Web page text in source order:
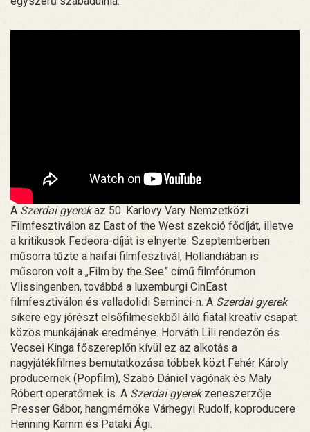
A Szerdai gyerekaz 50. Karlovy Vary Nemzetközi
Filmfesztiválon az East of the West szekció fődíját, illetve
a kritikusok Fedeora-díját is elnyerte. Szeptemberben
műsorra tűzte a haifai filmfesztivál, Hollandiában is
műsoron volt a „Film by the See” című filmfórumon
Vlissingenben, továbbá a luxemburgi CinEast
filmfesztiválon és valladolidi Seminci-n. A Szerdai gyerek
sikere egy jórészt elsőfilmesekből álló fiatal kreatív csapat
közös munkájának eredménye. Horváth Lili rendezőn és
Vecsei Kinga főszereplőn kívül ez az alkotás a
nagyjátékfilmes bemutatkozása többek közt Fehér Károly
producernek (Popfilm), Szabó Dániel vágónak és Maly
Róbert operatőrnek is. A Szerdai gyerekzeneszerzője
Presser Gábor, hangmérnöke Várhegyi Rudolf, koproducere
Henning Kamm és Pataki Ági.